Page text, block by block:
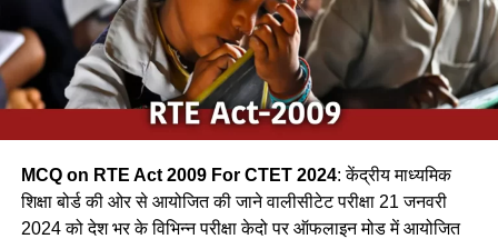
(c) कौआ /Crow
(d) फाखता /
Ans-c
Q.2 निम्नलिखित में से कौन-सा पक्षी कैक्टस पोधे के कॉटों के बीच अपना
घोंसला बनाता है ?
MCQ on RTE Act 2009 For CTET 2024: केंद्रीय माध्यमिक
शिक्षा बोर्ड की ओर से आयोजित की जाने वालीसीटेट परीक्षा 21 जनवरी
2024 को देश भर के विभिन्न परीक्षा केदो पर ऑफलाइन मोड में आयोजित